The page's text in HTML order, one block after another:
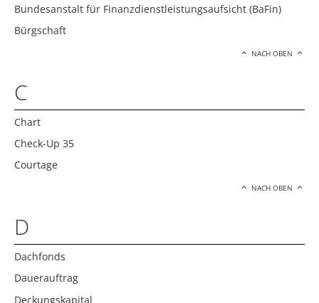
Bundesanstalt für Finanzdienstleistungsaufsicht (BaFin)
Bürgschaft
NACH OBEN
C
Chart
Check-Up 35
Courtage
NACH OBEN
D
Dachfonds
Dauerauftrag
Deckungskapital